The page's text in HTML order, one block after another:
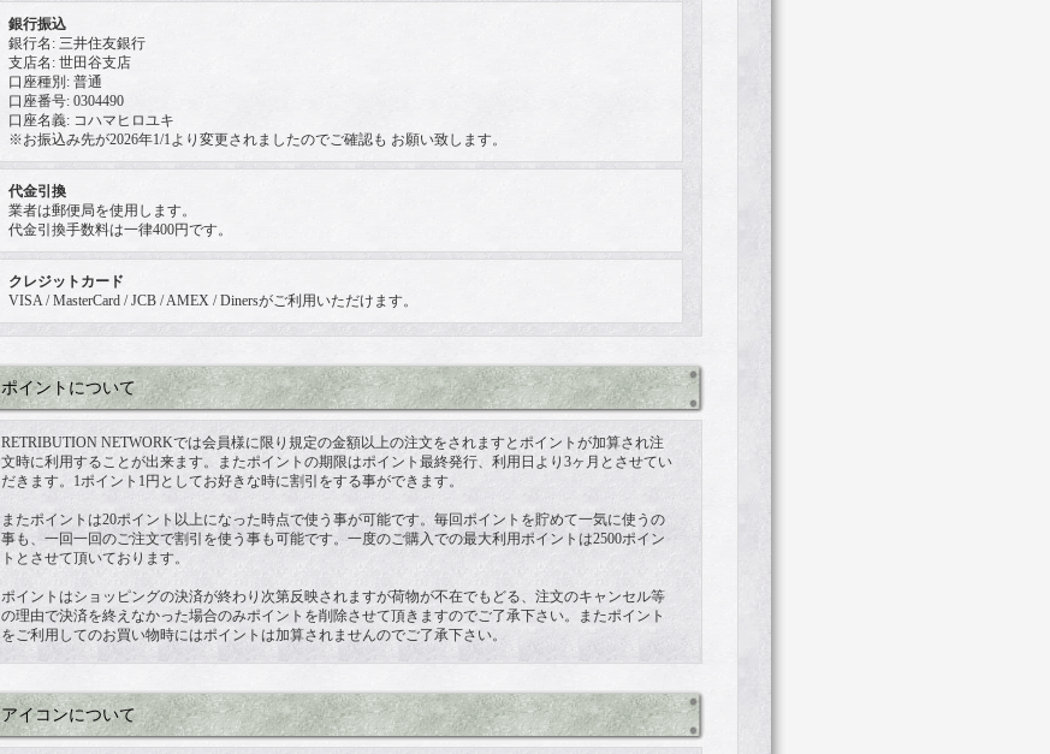
銀行振込
銀行名: 三井住友銀行
支店名: 世田谷支店
口座種別: 普通
口座番号: 0304490
口座名義: コハマヒロユキ
※お振込み先が2026年1/1より変更されましたのでご確認も お願い致します。
代金引換
業者は郵便局を使用します。
代金引換手数料は一律400円です。
クレジットカード
VISA / MasterCard / JCB / AMEX / Dinersがご利用いただけます。
ポイントについて
RETRIBUTION NETWORKでは会員様に限り規定の金額以上の注文をされますとポイントが加算され注
文時に利用することが出来ます。またポイントの期限はポイント最終発行、利用日より3ヶ月とさせてい
だきます。1ポイント1円としてお好きな時に割引をする事ができます。
またポイントは20ポイント以上になった時点で使う事が可能です。毎回ポイントを貯めて一気に使うの
事も、一回一回のご注文で割引を使う事も可能です。一度のご購入での最大利用ポイントは2500ポイン
トとさせて頂いております。
ポイントはショッピングの決済が終わり次第反映されますが荷物が不在でもどる、注文のキャンセル等
の理由で決済を終えなかった場合のみポイントを削除させて頂きますのでご了承下さい。またポイント
をご利用してのお買い物時にはポイントは加算されませんのでご了承下さい。
アイコンについて